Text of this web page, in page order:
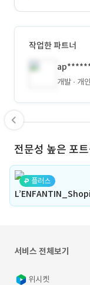
작업한 파트너
개발 개
전문성 높은 포
플러스
서비스 전체보기
위시켓